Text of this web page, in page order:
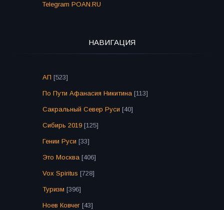
Telegram POAN.RU
НАВИГАЦИЯ
АП [523]
По Пути Афанасия Никитина [113]
Сакральный Север Руси [40]
Сибирь 2019 [125]
Гении Руси [33]
Это Москва [406]
Vox Spiritus [728]
Туризм [396]
Ноев Ковчег [43]